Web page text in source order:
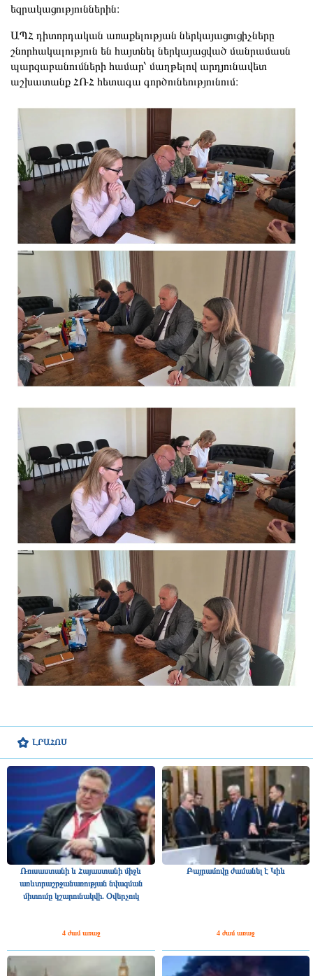
ԼՐԱՀՈՍ
Ռուսաստանի և Հայաստանի միջև
առևտրաշրջանառության նվազման
միտումը կշարունակվի. Օվերչուկ
4 ժամ առաջ
Բայրամովը ժամանել է Կիև
4 ժամ առաջ
եզրակացություններին։
ԱՊՀ դիտորդական առաքելության ներկայացուցիչները
շնորհակալություն են հայտնել ներկայացված մանրամասն
պարզաբանումների համար՝ մաղթելով արդյունավետ
աշխատանք ՀՌՀ հետագա գործունեությունում։